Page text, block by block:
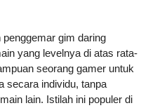
gim daring
yang levelnya di atas rata-
seorang gamer untuk
secara individu, tanpa
lain. Istilah ini populer di